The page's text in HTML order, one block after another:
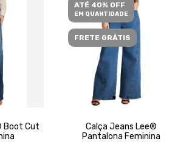
Boot Cut
ATÉ 40% OFF
EM QUANTIDADE
FRETE GRÁTIS
Calça Jeans Lee®
Pantalona Feminina